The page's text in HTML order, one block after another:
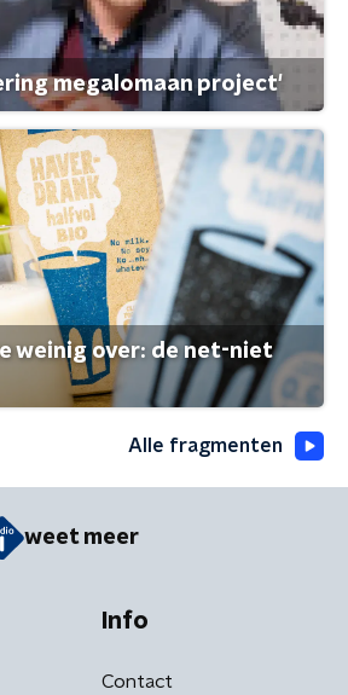
megalomaan project'
weinig over: de net-niet
Alle fragmenten
weet meer
Info
Contact